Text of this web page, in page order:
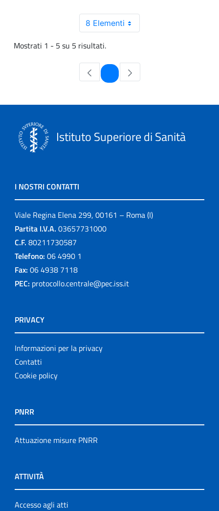
8 Elementi
Mostrati 1 - 5 su 5 risultati.
Pagina
Istituto Superiore di Sanità
I NOSTRI CONTATTI
Viale Regina Elena 299, 00161 – Roma (I)
Partita I.V.A. 03657731000
C.F. 80211730587
Telefono: 06 4990 1
Fax: 06 4938 7118
PEC: protocollo.centrale@pec.iss.it
PRIVACY
Informazioni per la privacy
Contatti
Cookie policy
PNRR
Attuazione misure PNRR
ATTIVITÀ
Accesso agli atti